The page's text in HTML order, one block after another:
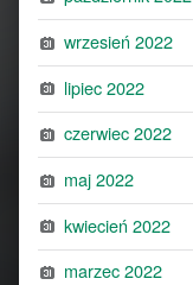
wrzesień 2022
lipiec 2022
czerwiec 2022
maj 2022
kwiecień 2022
marzec 2022